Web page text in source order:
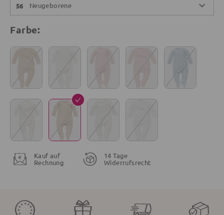
56 Neugeborene
Farbe:
Kauf auf
Rechnung
14 Tage
Widerrufsrecht